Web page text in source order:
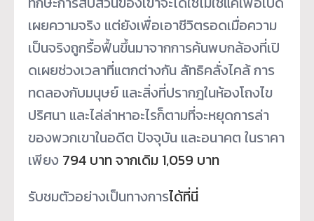
เผยความจริง แต่ยังเพื่อเอาชีวิตรอดเมื่อความ
เป็นจริงถูกรื้อฟื้นขึ้นมาจากการค้นพบกล้องที่เปิ
ดเผยช่วงเวลาที่แตกต่างกัน ลัทธิคลั่งไคล้ การ
ทดลองกับมนุษย์ และสิ่งที่ปรากฎในห้องโถงไข
ปริศนา และไล่ล่าหาอะไรก็ตามที่จะหยุดการล่า
ของพวกเขาในอดีต ปัจจุบัน และอนาคต ในราคา
เพียง 794 บาท จากเดิม 1,059 บาท
รับชมตัวอย่างเป็นทางการได้ที่นี่